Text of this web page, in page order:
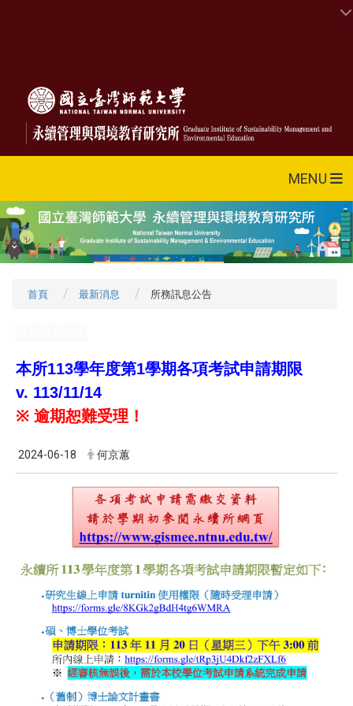
MENU
首頁 最新消息 所務訊息公告
本所113學年度第1學期各項考試申請期限
v. 113/11/14
※ 逾期恕難受理！
2024-06-18 何京蕙